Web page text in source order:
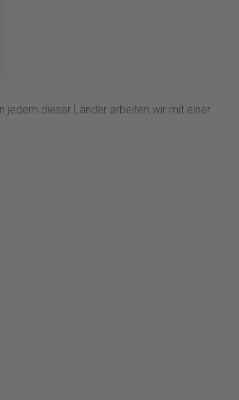
jedem dieser Länder arbeiten wir mit einer